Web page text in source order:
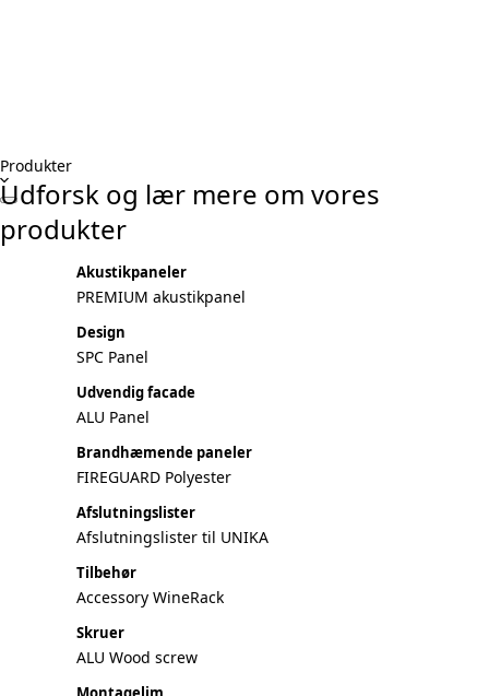
Produkter
Udforsk og lær mere om vores
produkter
Akustikpaneler
PREMIUM akustikpanel
Design
SPC Panel
Udvendig facade
ALU Panel
Brandhæmende paneler
FIREGUARD Polyester
Afslutningslister
Afslutningslister til UNIKA
Tilbehør
Accessory WineRack
Skruer
ALU Wood screw